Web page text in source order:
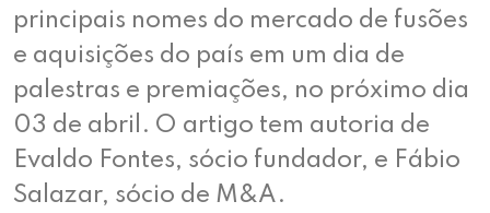
principais nomes do mercado de fusões
e aquisições do país em um dia de
palestras e premiações, no próximo dia
03 de abril. O artigo tem autoria de
Evaldo Fontes, sócio fundador, e Fábio
Salazar, sócio de M&A.